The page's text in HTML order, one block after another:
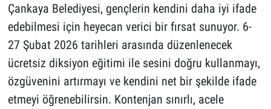
Çankaya Belediyesi, gençlerin kendini daha iyi ifade
edebilmesi için heyecan verici bir fırsat sunuyor. 6-
27 Şubat 2026 tarihleri arasında düzenlenecek
ücretsiz diksiyon eğitimi ile sesini doğru kullanmayı,
özgüvenini artırmayı ve kendini net bir şekilde ifade
etmeyi öğrenebilirsin. Kontenjan sınırlı, acele